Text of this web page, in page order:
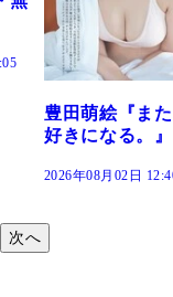
斎藤恭代
『BOUND』
2026年08月02日
次へ